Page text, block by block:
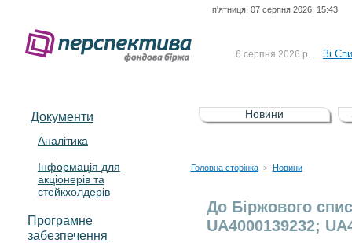
п'ятниця, 07 серпня 2026, 15:43
6 серпня 2026 р. Зі
5 серпня 2026 р.
Зі
UA4000232607)
4 серпня 2026 р.
Документи
Аналітика
Інформація для
акціонерів та
стейкхолдерів
Програмне
забезпечення
Новини
Головна сторінка > Новини
До Біржового
UA4000139232;